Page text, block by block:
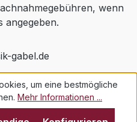
wenn
angegeben.
gabel.de
um eine bestmögliche
Mehr Informationen ...